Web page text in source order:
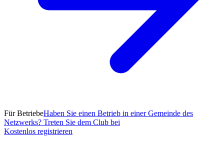
Für BetriebeHaben Sie einen Betrieb in einer Gemeinde des
Netzwerks? Treten Sie dem Club bei
Kostenlos registrieren